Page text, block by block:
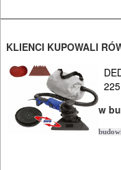
Spawarki
Osprzęt
Akcesoria
URZĄDZENIA
KLIENCI KUPOWALI
w